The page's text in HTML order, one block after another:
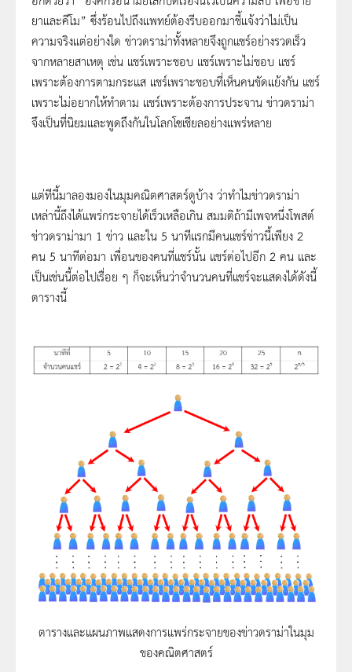
ยาและคีโม” ซึ่งร้อนไปถึงแพทย์ต้องรีบออกมาชี้แจ้งว่าไม่เป็น
ความจริงแต่อย่างใด ข่าวดราม่าทั้งหลายจึงถูกแชร์อย่างรวดเร็ว
จากหลายสาเหตุ เช่น แชร์เพราะชอบ แชร์เพราะไม่ชอบ แชร์
เพราะต้องการตามกระแส แชร์เพราะชอบที่เห็นคนขัดแย้งกัน แชร์
เพราะไม่อยากให้ทำตาม แชร์เพราะต้องการประจาน ข่าวดราม่า
จึงเป็นที่นิยมและพูดถึงกันในโลกโซเชียลอย่างแพร่หลาย
แต่ทีนี้มาลองมองในมุมคณิตศาสตร์ดูบ้าง ว่าทำไมข่าวดราม่า
เหล่านี้ถึงได้แพร่กระจายได้เร็วเหลือเกิน สมมติถ้ามีเพจหนึ่งโพสต์
ข่าวดราม่ามา 1 ข่าว และใน 5 นาทีแรกมีคนแชร์ข่าวนี้เพียง 2
คน 5 นาทีต่อมา เพื่อนของคนที่แชร์นั้น แชร์ต่อไปอีก 2 คน และ
เป็นเช่นนี้ต่อไปเรื่อย ๆ ก็จะเห็นว่าจำนวนคนที่แชร์จะแสดงได้ดังนี้
ตารางนี้
ตารางและแผนภาพแสดงการแพร่กระจายของข่าวดราม่าในมุม
ของคณิตศาสตร์